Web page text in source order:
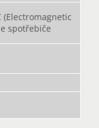
(Electromagnetic
spotřebiče